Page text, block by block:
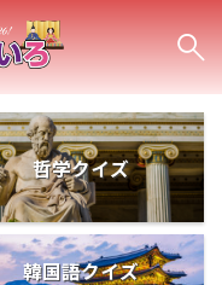
哲学クイズ
韓国語クイズ